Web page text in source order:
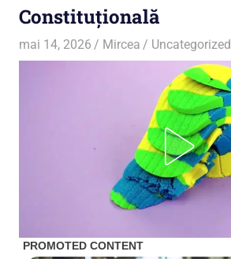
Constituțională
mai 14, 2026 Mircea Uncategorized